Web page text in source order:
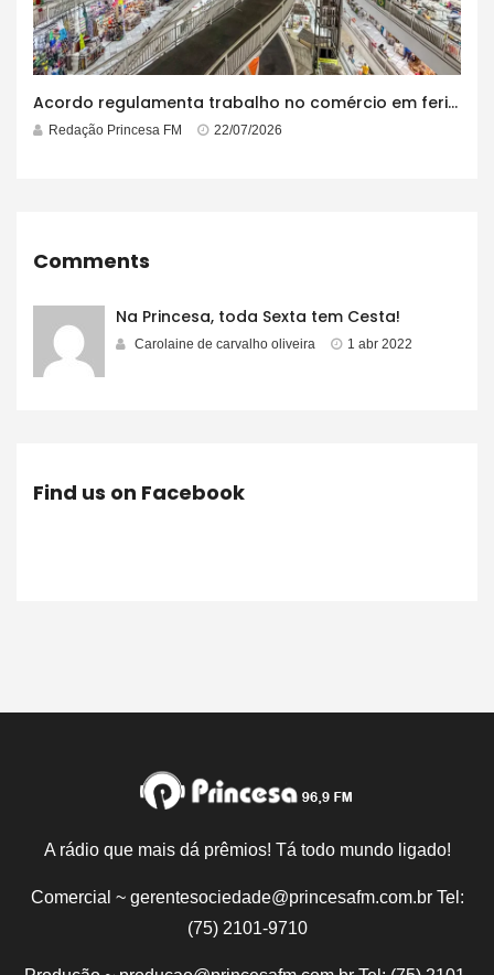
Acordo regulamenta trabalho no comércio em feriados
Redação Princesa FM 22/07/2026
Comments
Na Princesa, toda Sexta tem Cesta!
Carolaine de carvalho oliveira 1 abr 2022
Find us on Facebook
A rádio que mais dá prêmios! Tá todo mundo ligado!
Comercial ~ gerentesociedade@princesafm.com.br Tel:
(75) 2101-9710